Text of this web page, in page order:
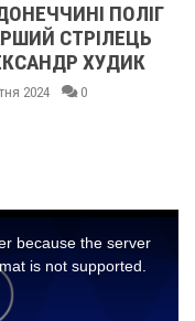
ПОЛІГ
ХУДИК
0
НА